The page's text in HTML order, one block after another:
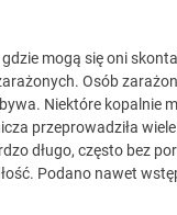
mogą się oni
Osób
Niektóre kopalnie
przeprowadziła
długo, często bez
Podano nawet